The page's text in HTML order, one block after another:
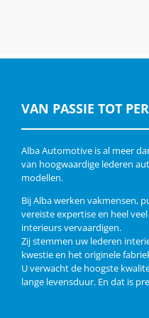
VAN PASSIE TOT
Alba Automotive is al meer
van hoogwaardige lederen
modellen.
Bij Alba werken vakmensen,
vereiste expertise en heel
interieurs vervaardigen.
Zij stemmen uw lederen
kwestie en het originele
U verwacht de hoogste
lange levensduur. En dat is